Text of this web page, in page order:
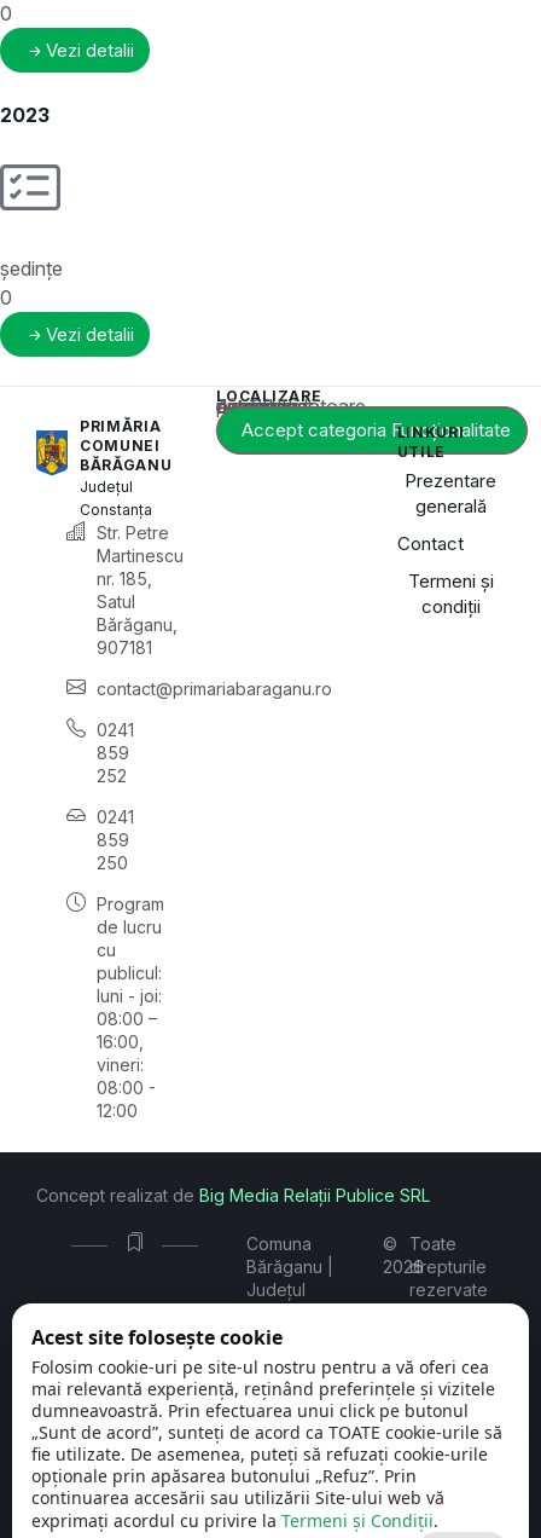
0
Vezi detalii
2023
ședințe
0
Vezi detalii
PRIMĂRIA
COMUNEI
BĂRĂGANU
Județul
Constanța
Str. Petre
Martinescu
nr. 185,
Satul
Bărăganu,
907181
contact@primariabaraganu.ro
0241
859
252
0241
859
250
Program
de lucru
cu
publicul:
luni - joi:
08:00 –
16:00,
vineri:
08:00 -
12:00
LOCALIZARE
Acest conținut este blocat până când acceptați categoria corespunzătoare de cookie-uri.
Accept categoria Funcționalitate
LINKURI
UTILE
Prezentare
generală
Contact
Termeni și
condiții
Comuna
Bărăganu |
Județul
©
2026
Toate
drepturile
rezervate
Concept realizat de Big Media Relații Publice SRL
PNRR. Finanțat de Uniunea Europeană –
UrmătoareaGenerațieUE
Conținutul acestui material nu reprezintă în mod
obligatoriu poziția oficială a Uniunii Europene sau a
Guvernului României
Acest site folosește cookie
Folosim cookie-uri pe site-ul nostru pentru a vă oferi cea
mai relevantă experiență, reținând preferințele și vizitele
dumneavoastră. Prin efectuarea unui click pe butonul
„Sunt de acord”, sunteți de acord ca TOATE cookie-urile să
fie utilizate. De asemenea, puteți să refuzați cookie-urile
opționale prin apăsarea butonului „Refuz”. Prin
continuarea accesării sau utilizării Site-ului web vă
exprimați acordul cu privire la Termeni și Condiții.